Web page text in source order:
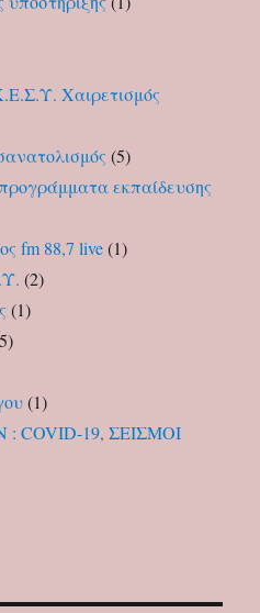
Χαιρετισμός
(5)
εκπαίδευσης
fm 88,7 live(1)
(2)
(1)
(1)
COVID-19, ΣΕΙΣΜΟΙ